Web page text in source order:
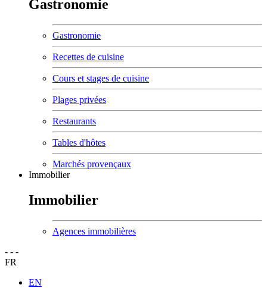
Gastronomie
Gastronomie
Recettes de cuisine
Cours et stages de cuisine
Plages privées
Restaurants
Tables d'hôtes
Marchés provençaux
Immobilier
Immobilier
Agences immobilières
- - -
FR
EN